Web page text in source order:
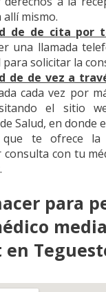
mismo.
de de cita por
una llamada
para solicitar la
de de vez a
cada vez por
el sitio
Salud, en donde
que te ofrece la
consulta con tu
para